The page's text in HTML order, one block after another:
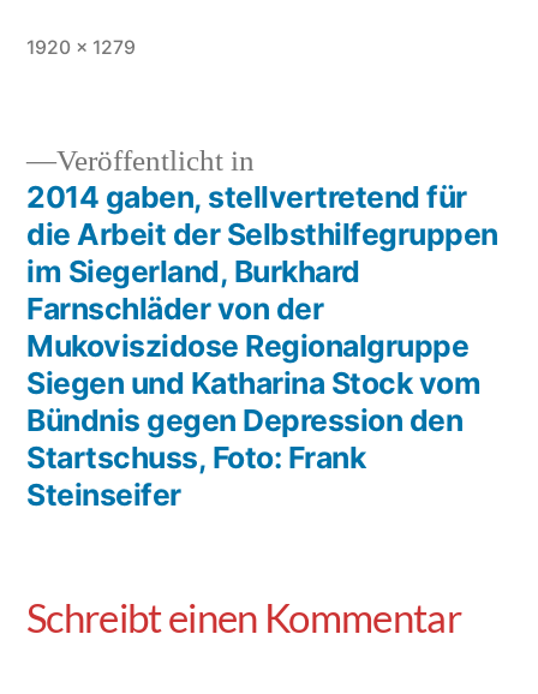
1920 × 1279
Veröffentlicht in
2014 gaben, stellvertretend für
die Arbeit der Selbsthilfegruppen
im Siegerland, Burkhard
Farnschläder von der
Mukoviszidose Regionalgruppe
Siegen und Katharina Stock vom
Bündnis gegen Depression den
Startschuss, Foto: Frank
Steinseifer